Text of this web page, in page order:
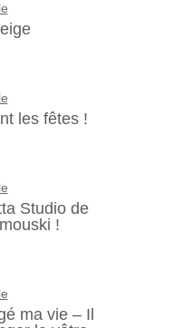
les fêtes !
Studio de
!
ma vie – Il